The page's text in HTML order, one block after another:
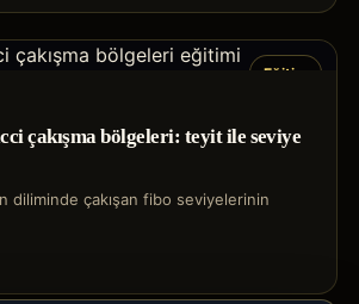
Eğitim
çakışma bölgeleri: teyit ile seviye
diliminde çakışan fibo seviyelerinin